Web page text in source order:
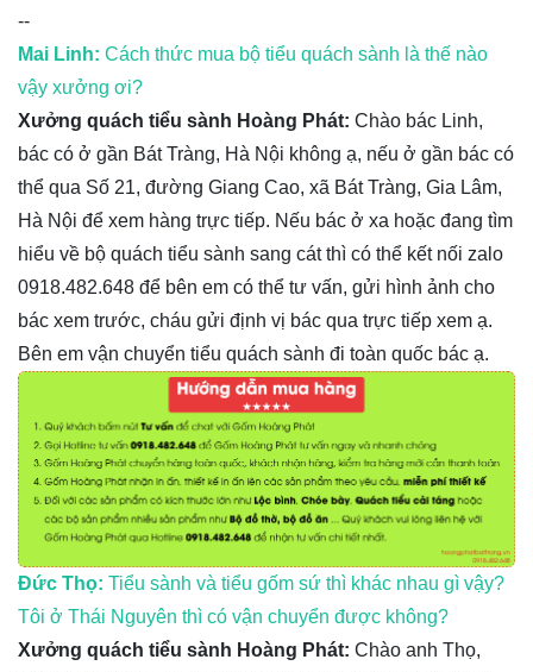
--
Mai Linh: Cách thức mua bộ tiểu quách sành là thế nào
vậy xưởng ơi?
Xưởng quách tiểu sành Hoàng Phát: Chào bác Linh,
bác có ở gần Bát Tràng, Hà Nội không ạ, nếu ở gần bác có
thể qua Số 21, đường Giang Cao, xã Bát Tràng, Gia Lâm,
Hà Nội để xem hàng trực tiếp. Nếu bác ở xa hoặc đang tìm
hiểu về bộ quách tiểu sành sang cát thì có thể kết nối zalo
0918.482.648 để bên em có thể tư vấn, gửi hình ảnh cho
bác xem trước, cháu gửi định vị bác qua trực tiếp xem ạ.
Bên em vận chuyển tiểu quách sành đi toàn quốc bác ạ.
Đức Thọ: Tiểu sành và tiểu gốm sứ thì khác nhau gì vậy?
Tôi ở Thái Nguyên thì có vận chuyển được không?
Xưởng quách tiểu sành Hoàng Phát: Chào anh Thọ,